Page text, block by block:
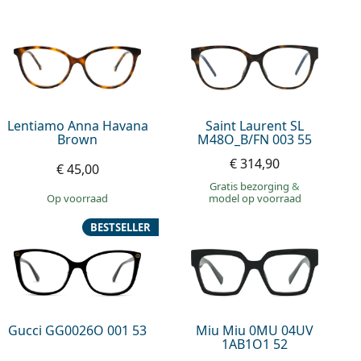
Lentiamo Anna Havana
Brown
€ 45,00
op voorraad
Saint Laurent SL
M48O_B/FN 003 55
€ 314,90
Gratis bezorging&
model op voorraad
Gucci GG0026O 001 53
BESTSELLER
Miu Miu 0MU 04UV
1AB1O1 52